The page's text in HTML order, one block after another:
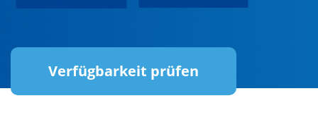
Verfügbarkeit prüfen